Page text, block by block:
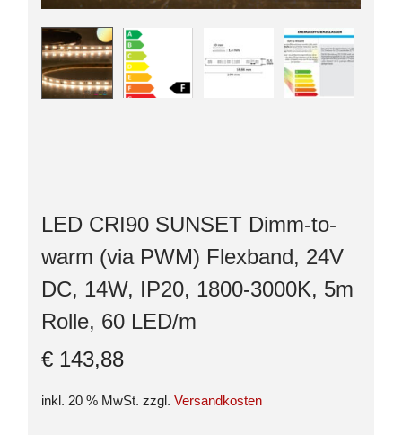
LED CRI90 SUNSET Dimm-to-
warm (via PWM) Flexband, 24V
DC, 14W, IP20, 1800-3000K, 5m
Rolle, 60 LED/m
€ 143,88
inkl. 20 % MwSt. zzgl. Versandkosten